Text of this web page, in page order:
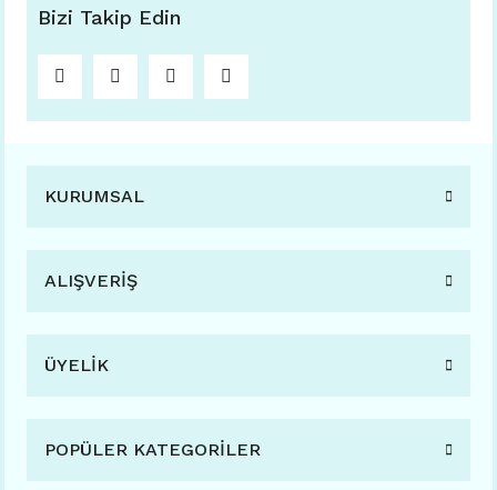
Bizi Takip Edin
KURUMSAL
ALIŞVERİŞ
ÜYELİK
POPÜLER KATEGORİLER